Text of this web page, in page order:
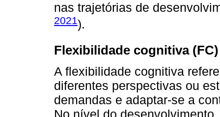
nas trajetórias de
2021).
Flexibilidade cognitiva (FC)
A flexibilidade cognitiva
diferentes perspectivas ou
demandas e adaptar-se a
No nível do